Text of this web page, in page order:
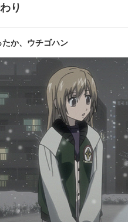
噛めば噛むほど甘くなるんだよ
9杯目
そろそろ苦しい？ ひみつのマコちゃん
11杯目
さすがにヤバくなってきました
フ
り
か、ウチゴハン